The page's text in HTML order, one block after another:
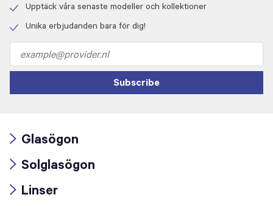
icon
icon
Upptäck våra senaste modeller och kollektioner
Unika erbjudanden bara för dig!
address
Subscribe
icon
Glasögon
icon
Solglasögon
Linser